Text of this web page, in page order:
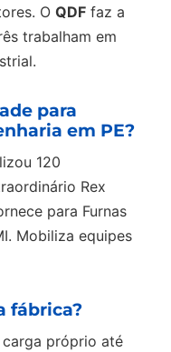
O QDF faz a
trabalham em
para
em PE?
120
Rex
para Furnas
Mobiliza equipes
fábrica?
carga próprio até